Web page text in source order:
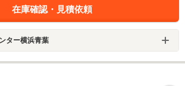
在庫確認・見積依頼
ター横浜青葉